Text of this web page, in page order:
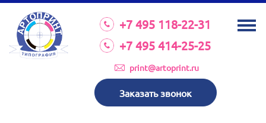
+7 495 118-22-31
+7 495 414-25-25
print@artoprint.ru
Заказать звонок
О КОМПАНИИ
УСЛУГИ
КАТАЛОГ
ТРЕБОВАНИЯ К МАКЕТАМ